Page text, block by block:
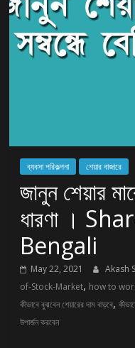
ব্যবসা পরিকল্পনা শেয়ার বাজারে
জানুন শেয়ার
ধারণা ।
Bengali
May 22, 2021 Akash
of-Stock-Market, how to
কীভাবে বুঝবেন শেয়ারের দাম বাড়বে,
উপার্জন করবেন